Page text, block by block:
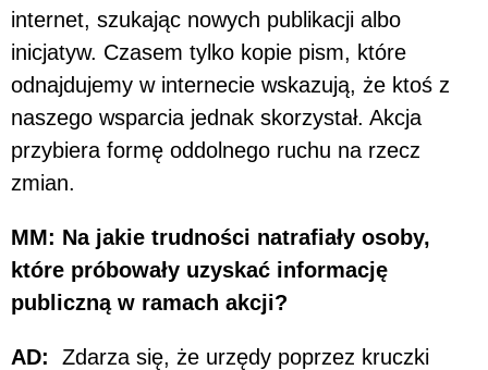
internet, szukając nowych publikacji albo
inicjatyw. Czasem tylko kopie pism, które
odnajdujemy w internecie wskazują, że ktoś z
naszego wsparcia jednak skorzystał. Akcja
przybiera formę oddolnego ruchu na rzecz
zmian.
MM: Na jakie trudności natrafiały osoby,
które próbowały uzyskać informację
publiczną w ramach akcji?
AD:
Zdarza się, że urzędy poprzez kruczki